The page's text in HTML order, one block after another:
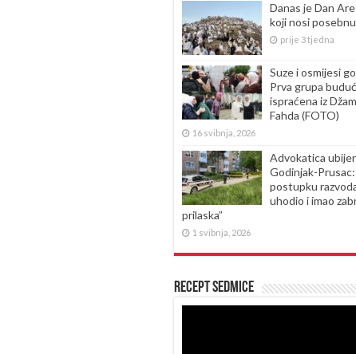
Danas je Dan
koji nosi
prije 3 tjedna
Suze i osmijesi
Prva grupa
ispraćena iz
Fahda (FOTO)
16 svibnja, 2026
Advokatica
Godinjak-Prusac:
postupku
uhodio i imao
prilaska”
1 svibnja, 2026
Recept sedmice